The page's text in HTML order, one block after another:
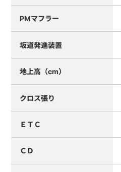
PMマフラー
坂道発進装置
地上高（cm）
クロス張り
ＥＴＣ
ＣＤ